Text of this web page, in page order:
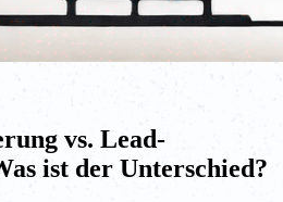
vs. Lead-
ist der Unterschied?